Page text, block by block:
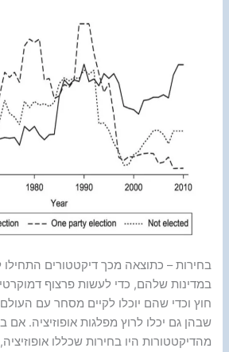
בחירות – כתוצאה מכך דיקטטורים
במדינות שלהם, כדי לעשות פרצוף
חוץ וכדי שהם יוכלו לקיים מסחר עם